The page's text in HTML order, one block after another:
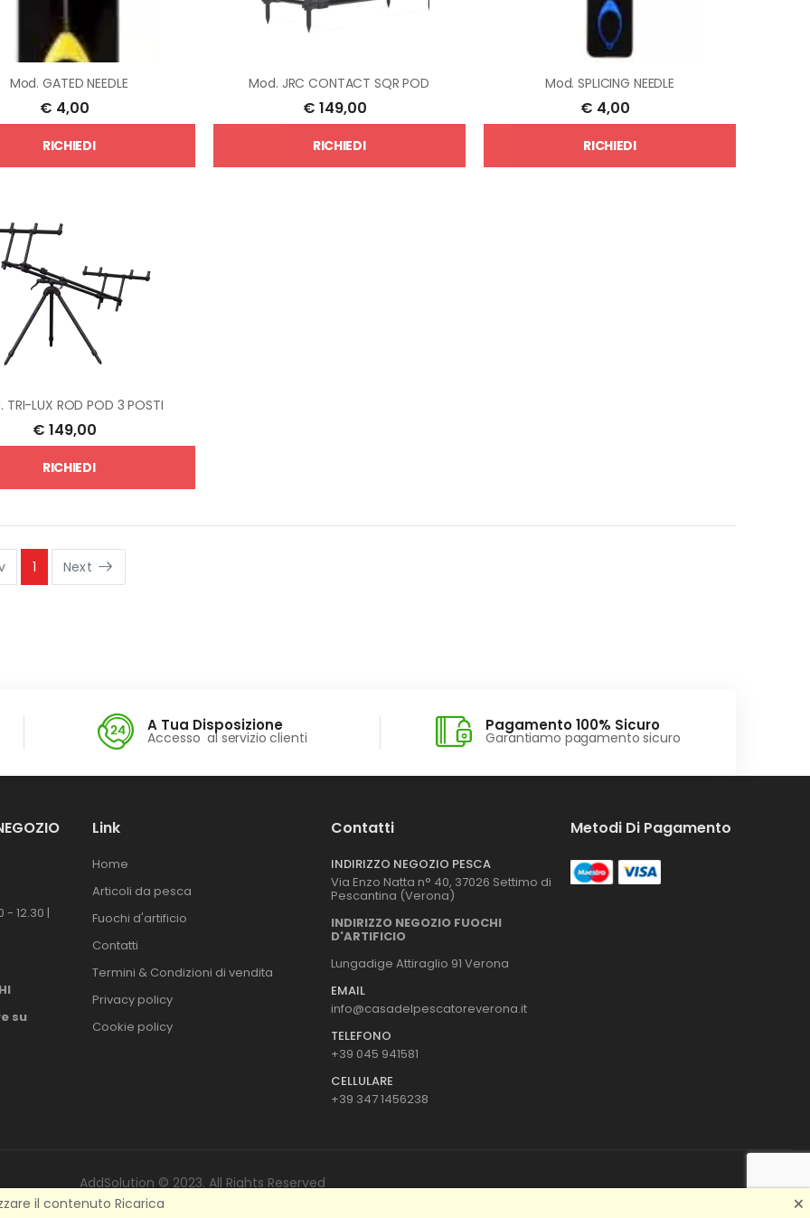
Mod.GATED NEEDLE
€ 4,00
RICHIEDI
Mod. JRC CONTACT SQR POD
€ 149,00
RICHIEDI
Mod.SPLICING NEEDLE
€ 4,00
RICHIEDI
TRI-LUX ROD POD 3 POSTI
€ 149,00
RICHIEDI
1 Next
A Tua Disposizione
Accesso al servizio clienti
Pagamento 100% Sicuro
Garantiamo pagamento sicuro
- 12.30 |
su
Link
Home
Articoli da pesca
Fuochi d'artificio
Contatti
Termini & Condizioni di vendita
Privacy policy
Cookie policy
Contatti
INDIRIZZO NEGOZIO PESCA
Via Enzo Natta n° 40, 37026 Settimo di
Pescantina (Verona)
INDIRIZZO NEGOZIO FUOCHI
D'ARTIFICIO
Lungadige Attiraglio 91 Verona
EMAIL
info@casadelpescatoreverona.it
TELEFONO
+39 045 941581
CELLULARE
+39 347 1456238
Metodi Di Pagamento
AddSolution © 2023. All Rights Reserved
il contenuto Ricarica 🗙